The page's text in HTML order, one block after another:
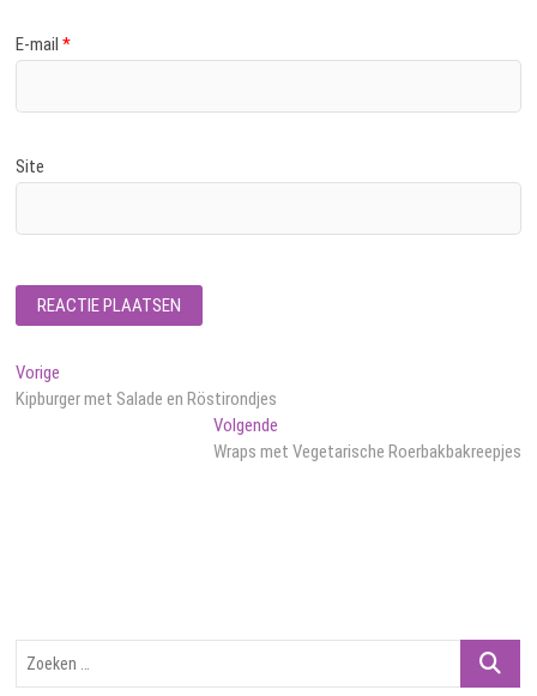
E-mail*
Site
Bericht
navigatie
Vorige
bericht:
Kipburger met Salade en Röstirondjes
VolgendeVolgend
bericht:
Wraps met Vegetarische Roerbakbakreepjes
Zoeken